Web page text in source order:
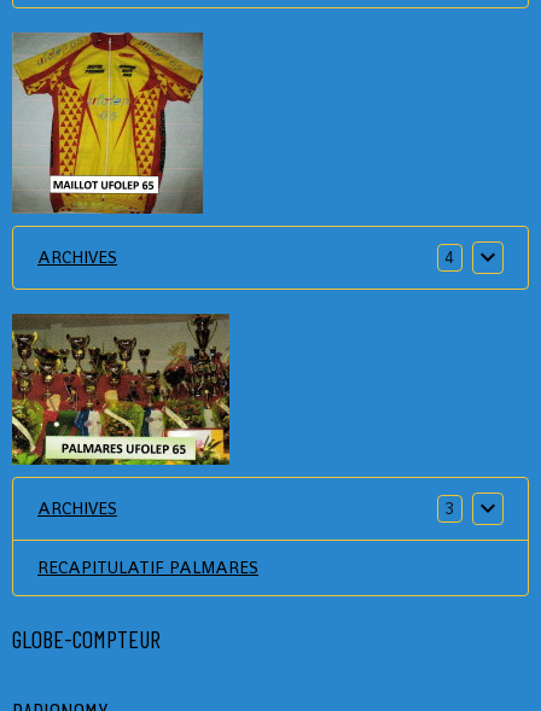
ARCHIVES 4
ARCHIVES 3
RECAPITULATIF PALMARES
GLOBE-COMPTEUR